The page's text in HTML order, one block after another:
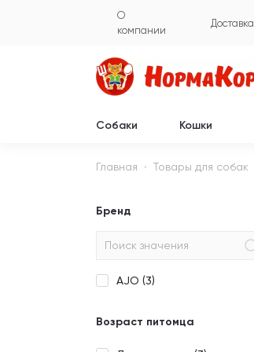
О
компании
Доставка
Собаки Кошки
Главная Товары для собак
Бренд
AJO (3)
Возраст питомца